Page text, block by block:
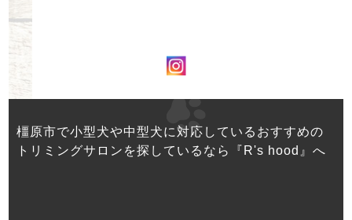
橿原市で小型犬や中型犬に対応しているおすすめの
トリミングサロンを探しているなら『R's hood』へ